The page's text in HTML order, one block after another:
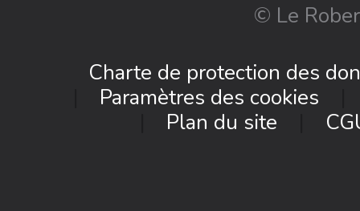
© Le
Charte de protection des
Paramètres des cookies
Plan du site